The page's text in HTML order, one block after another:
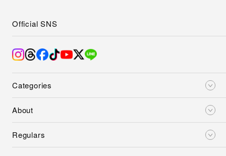
Categories
About
Regulars
Official SNS